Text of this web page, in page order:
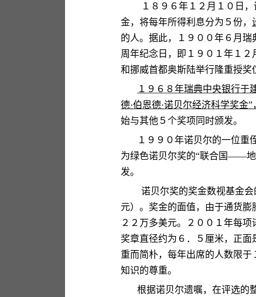
１８９６年１２月１０日
金，将每年所得利息分为５份，
的人。据此，１９００年６月
周年纪念日，即１９０１年１
和挪威首都奥斯陆举行隆重授奖
１９６８年瑞典中央银行于
德·伯恩德·诺贝尔经济科学奖金”
始与其他５个奖项同时颁发。
１９９０年诺贝尔的一位重
为绿色诺贝尔奖的“联合国——
发。
诺贝尔奖的奖金数视基金
元）。奖金的面值，由于通货
２２万多美元。２００１年每
奖章直径约为６．５厘米，正
重而简朴，每年出席的人数限
知识的尊重。
根据诺贝尔遗嘱，在评选的